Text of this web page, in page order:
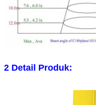
2 Detail Produk: